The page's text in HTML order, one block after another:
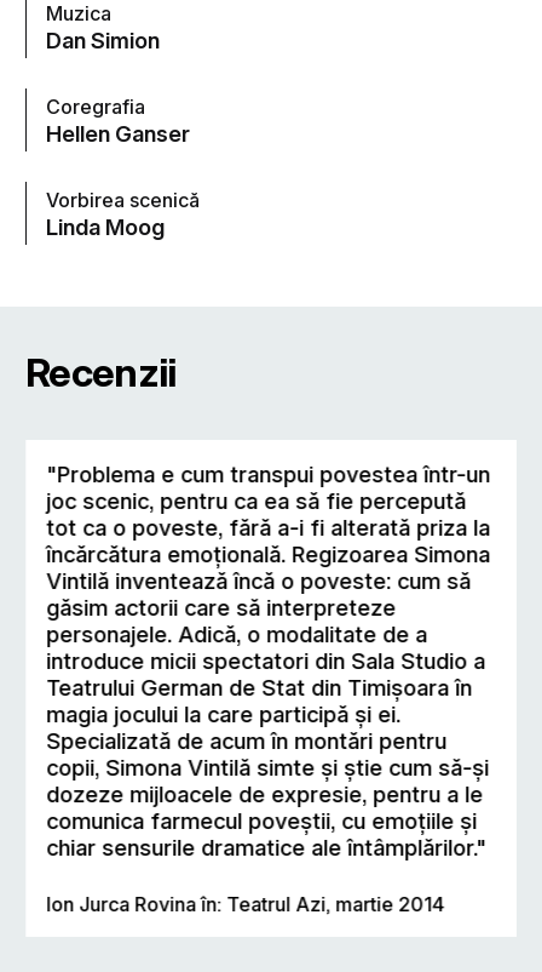
Muzica
Dan Simion
Coregrafia
Hellen Ganser
Vorbirea scenică
Linda Moog
Recenzii
"Problema e cum transpui povestea într-un
joc scenic, pentru ca ea să fie percepută
tot ca o poveste, fără a-i fi alterată priza la
încărcătura emoțională. Regizoarea Simona
Vintilă inventează încă o poveste: cum să
găsim actorii care să interpreteze
personajele. Adică, o modalitate de a
introduce micii spectatori din Sala Studio a
Teatrului German de Stat din Timișoara în
magia jocului la care participă și ei.
Specializată de acum în montări pentru
copii, Simona Vintilă simte și știe cum să-și
dozeze mijloacele de expresie, pentru a le
comunica farmecul poveștii, cu emoțiile și
chiar sensurile dramatice ale întâmplărilor."
Ion Jurca Rovina în: Teatrul Azi, martie 2014